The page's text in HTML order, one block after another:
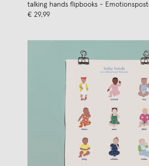
talking hands flipbooks -
€ 29,99